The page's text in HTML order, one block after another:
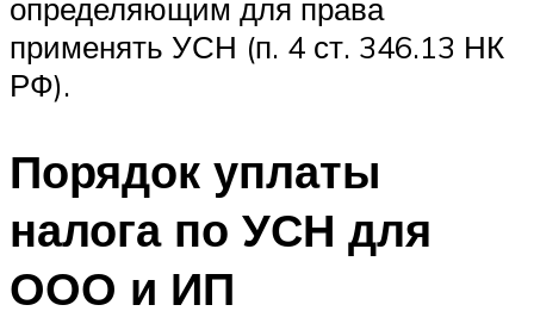
определяющим для права
применять УСН (п. 4 ст. 346.13 НК
РФ).
Порядок уплаты
налога по УСН для
ООО и ИП